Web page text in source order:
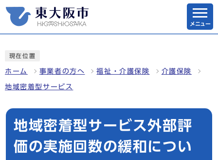
メニュー
現在位置
ホーム 事業者の方へ 福祉・介護保険 介護保険
地域密着型サービス
地域密着型サービス外部評
価の実施回数の緩和につい